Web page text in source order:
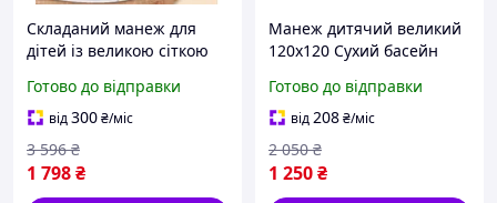
Складаний манеж для
дітей із великою сіткою
квартири, Розбірний
універсальний ігровий
манеж із кошиком для
Готово до відправки
від300₴/міс
1 798₴
3 596 ₴
Манеж дитячий великий
120х120 Сухий басейн
Світло Сірий (MGM02)
Готово до відправки
від208₴/міс
1 250₴
2 050 ₴